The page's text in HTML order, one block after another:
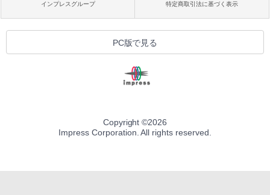
インプレスグループ 特定商取引法に基づく表示
PC版で見る
Copyright ©2026
Impress Corporation. All rights reserved.